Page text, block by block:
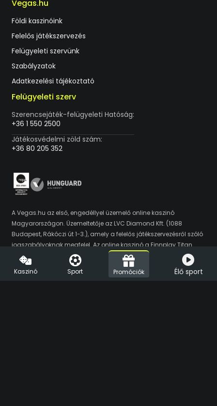
Vegas.hu
Földi kaszinóink
Felelős játékszervezés
Felügyeleti szervünk
Szabályzatok
Adatkezelési tájékoztató
Felügyeleti szerv
Szerencsejáték-felügyeleti Hatóság:
+36 1 550 2500
Játékosvédelmi zöld szám:
+36 80 205 352
A Vegas.hu az első, engedéllyel üzemelő online kaszinó
Magyarországon. Üzemeltetője az LVC Diamond Kft. (1088
Budapest, Rákóczi út 1-3.), amely a felelős játékszervezésről szóló
jogszabályoknak megfelel. Az online kaszinó a Finnplay Titan
platformját használja, amelyet a hivatalos auditálási folyamat
során a HUNGUARD Kft. online szerencsejátékokkal kapcsolatos
tranzakciók tekintetében biztonságosnak és a jogszabályi
Kaszinó Sport Promóciók Élő sport